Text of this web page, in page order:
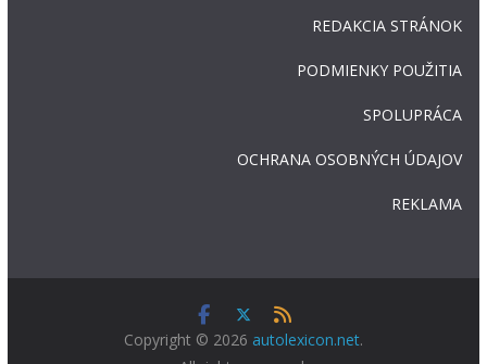
REDAKCIA STRÁNOK
PODMIENKY POUŽITIA
SPOLUPRÁCA
OCHRANA OSOBNÝCH ÚDAJOV
REKLAMA
Copyright © 2026 autolexicon.net.